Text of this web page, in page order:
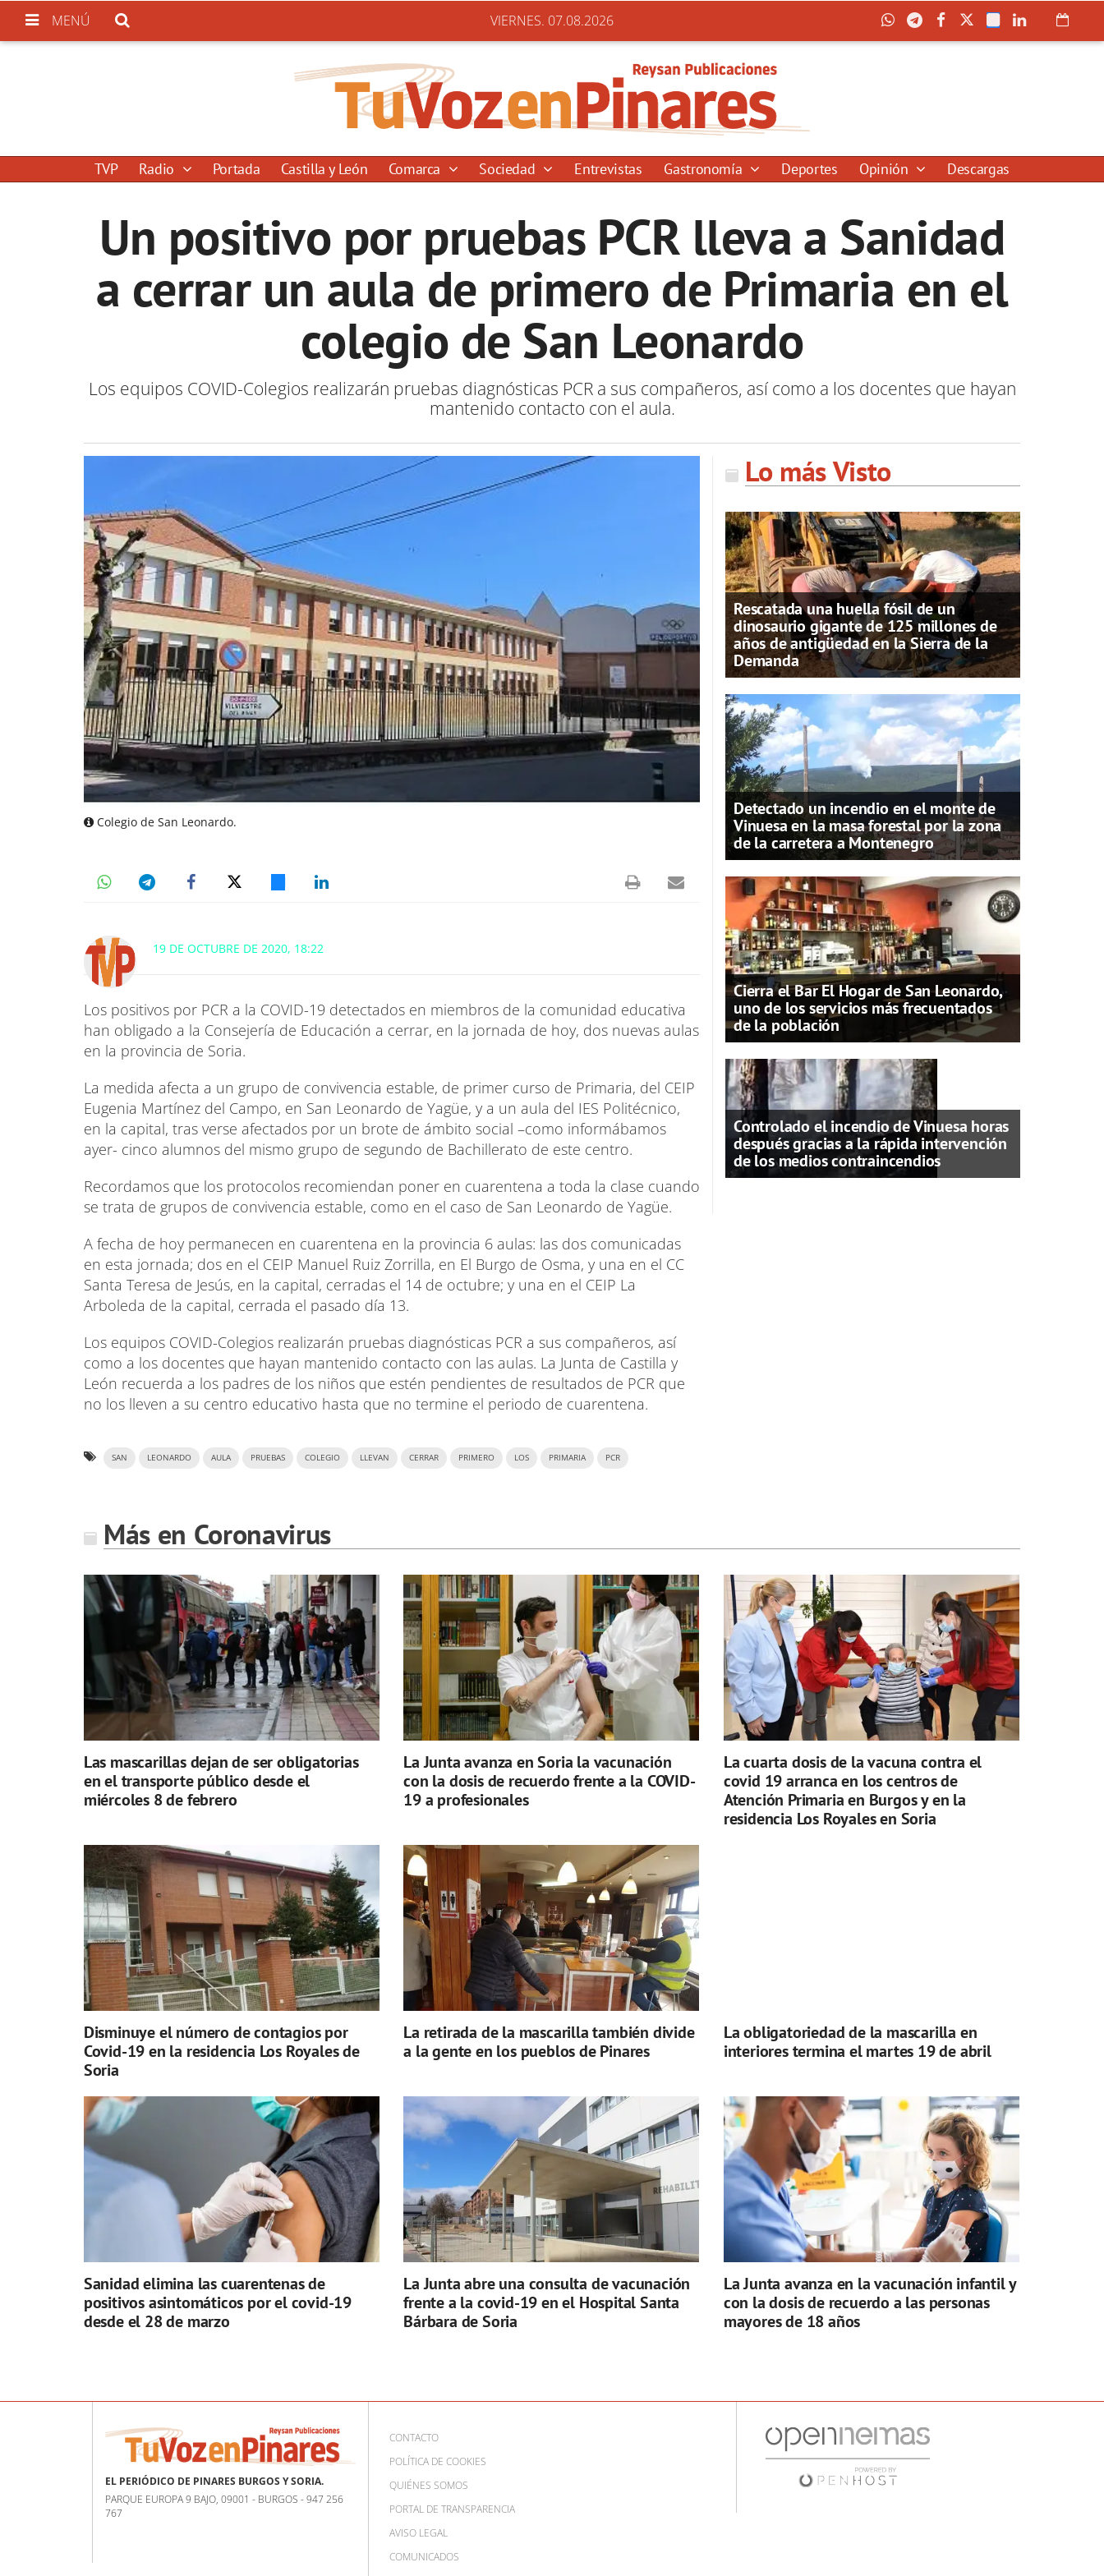
MENÚ VIERNES. 07.08.2026
TVP Radio Portada Castilla y León Comarca Sociedad Entrevistas Gastronomía Deportes Opinión Descargas
Un positivo por pruebas PCR lleva a Sanidad
a cerrar un aula de primero de Primaria en el
colegio de San Leonardo
Los equipos COVID-Colegios realizarán pruebas diagnósticas PCR a sus compañeros, así como a los docentes que hayan
mantenido contacto con el aula.
Colegio de San Leonardo.
19 DE OCTUBRE DE 2020, 18:22
Los positivos por PCR a la COVID-19 detectados en miembros de la comunidad educativa
han obligado a la Consejería de Educación a cerrar, en la jornada de hoy, dos nuevas aulas
en la provincia de Soria.
La medida afecta a un grupo de convivencia estable, de primer curso de Primaria, del CEIP
Eugenia Martínez del Campo, en San Leonardo de Yagüe, y a un aula del IES Politécnico,
en la capital, tras verse afectados por un brote de ámbito social –como informábamos
ayer- cinco alumnos del mismo grupo de segundo de Bachillerato de este centro.
Recordamos que los protocolos recomiendan poner en cuarentena a toda la clase cuando
se trata de grupos de convivencia estable, como en el caso de San Leonardo de Yagüe.
A fecha de hoy permanecen en cuarentena en la provincia 6 aulas: las dos comunicadas
en esta jornada; dos en el CEIP Manuel Ruiz Zorrilla, en El Burgo de Osma, y una en el CC
Santa Teresa de Jesús, en la capital, cerradas el 14 de octubre; y una en el CEIP La
Arboleda de la capital, cerrada el pasado día 13.
Los equipos COVID-Colegios realizarán pruebas diagnósticas PCR a sus compañeros, así
como a los docentes que hayan mantenido contacto con las aulas. La Junta de Castilla y
León recuerda a los padres de los niños que estén pendientes de resultados de PCR que
no los lleven a su centro educativo hasta que no termine el periodo de cuarentena.
SAN LEONARDO AULA PRUEBAS COLEGIO LLEVAN CERRAR PRIMERO LOS PRIMARIA PCR
Lo más Visto
Rescatada una huella fósil de un
dinosaurio gigante de 125 millones de
años de antigüedad en la Sierra de la
Demanda
Detectado un incendio en el monte de
Vinuesa en la masa forestal por la zona
de la carretera a Montenegro
Cierra el Bar El Hogar de San Leonardo,
uno de los servicios más frecuentados
de la población
Controlado el incendio de Vinuesa horas
después gracias a la rápida intervención
de los medios contraincendios
Más en Coronavirus
Las mascarillas dejan de ser obligatorias
en el transporte público desde el
miércoles 8 de febrero
La Junta avanza en Soria la vacunación
con la dosis de recuerdo frente a la COVID-
19 a profesionales
La cuarta dosis de la vacuna contra el
covid 19 arranca en los centros de
Atención Primaria en Burgos y en la
residencia Los Royales en Soria
Disminuye el número de contagios por
Covid-19 en la residencia Los Royales de
Soria
La retirada de la mascarilla también divide
a la gente en los pueblos de Pinares
La obligatoriedad de la mascarilla en
interiores termina el martes 19 de abril
Sanidad elimina las cuarentenas de
positivos asintomáticos por el covid-19
desde el 28 de marzo
La Junta abre una consulta de vacunación
frente a la covid-19 en el Hospital Santa
Bárbara de Soria
La Junta avanza en la vacunación infantil y
con la dosis de recuerdo a las personas
mayores de 18 años
EL PERIÓDICO DE PINARES BURGOS Y SORIA.
PARQUE EUROPA 9 BAJO, 09001 - BURGOS - 947 256
767
CONTACTO
POLÍTICA DE COOKIES
QUIÉNES SOMOS
PORTAL DE TRANSPARENCIA
AVISO LEGAL
COMUNICADOS